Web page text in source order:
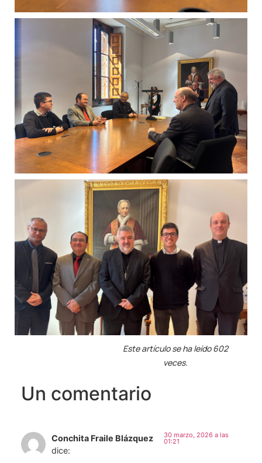
Este artículo se ha leído 602
veces.
Un comentario
Conchita Fraile Blázquez
dice:
30 marzo, 2026 a las
01:21